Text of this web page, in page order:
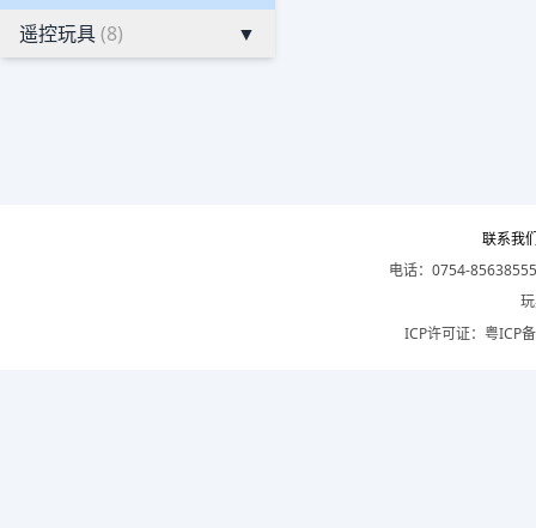
遥控玩具(8) ▼
联系我
电话：0754-
ICP许可证： 粤ICP